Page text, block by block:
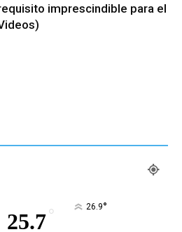
imprescindible para el
25.7° 26.9°